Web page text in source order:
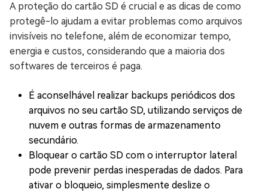
A proteção do cartão SD é crucial e as dicas de como
protegê-lo ajudam a evitar problemas como arquivos
invisíveis no telefone, além de economizar tempo,
energia e custos, considerando que a maioria dos
softwares de terceiros é paga.
É aconselhável realizar backups periódicos dos
arquivos no seu cartão SD, utilizando serviços de
nuvem e outras formas de armazenamento
secundário.
Bloquear o cartão SD com o interruptor lateral
pode prevenir perdas inesperadas de dados. Para
ativar o bloqueio, simplesmente deslize o